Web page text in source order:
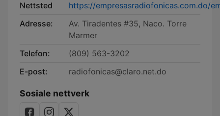
Nettsted
https://empresasradiofonicas.com.do/
Adresse:
Av. Tiradentes #35, Naco. Torre
Marmer
Telefon:
(809) 563-3202
E-post:
radiofonicas@claro.net.do
Sosiale nettverk